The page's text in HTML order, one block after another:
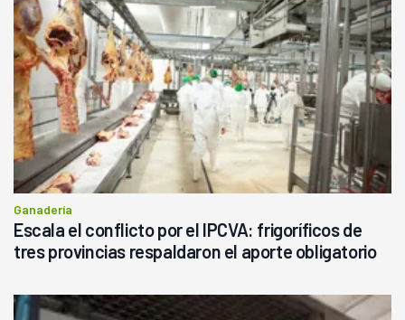
Ganadería
Escala el conflicto por el IPCVA: frigoríficos de
tres provincias respaldaron el aporte obligatorio